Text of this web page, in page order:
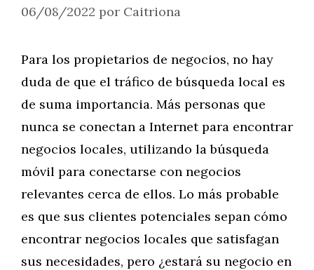
06/08/2022 por Caitriona
Para los propietarios de negocios, no hay
duda de que el tráfico de búsqueda local es
de suma importancia. Más personas que
nunca se conectan a Internet para encontrar
negocios locales, utilizando la búsqueda
móvil para conectarse con negocios
relevantes cerca de ellos. Lo más probable
es que sus clientes potenciales sepan cómo
encontrar negocios locales que satisfagan
sus necesidades, pero ¿estará su negocio en